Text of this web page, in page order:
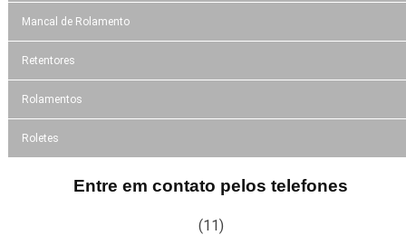
Mancal de Rolamento
Retentores
Rolamentos
Roletes
Entre em contato pelos telefones
(11)